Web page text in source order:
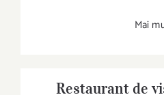
Mai
Restaurant de